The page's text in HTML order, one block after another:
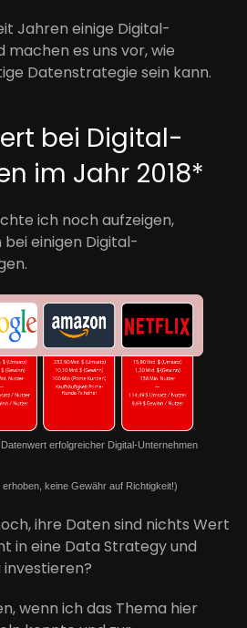
Jahren einige Digital-
es uns vor, wie
Datenstrategie sein kann.
bei Digital-
im Jahr 2018*
ich noch aufzeigen,
einigen Digital-
erfolgreicher Digital-Unternehmen
keine Gewähr auf Richtigkeit!)
ihre Daten sind nichts Wert
in eine Data Strategy und
wenn ich das Thema hier